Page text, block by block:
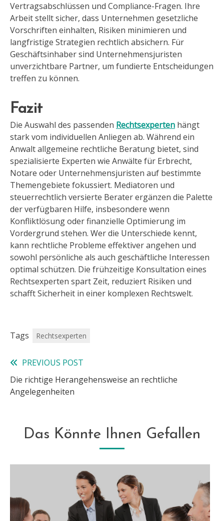
Vertragsabschlüssen und Compliance-Fragen. Ihre
Arbeit stellt sicher, dass Unternehmen gesetzliche
Vorschriften einhalten, Risiken minimieren und
langfristige Strategien rechtlich absichern. Für
Geschäftsinhaber sind Unternehmensjuristen
unverzichtbare Partner, um fundierte Entscheidungen
treffen zu können.
Fazit
Die Auswahl des passenden Rechtsexperten hängt
stark vom individuellen Anliegen ab. Während ein
Anwalt allgemeine rechtliche Beratung bietet, sind
spezialisierte Experten wie Anwälte für Erbrecht,
Notare oder Unternehmensjuristen auf bestimmte
Themengebiete fokussiert. Mediatoren und
steuerrechtlich versierte Berater ergänzen die Palette
der verfügbaren Hilfe, insbesondere wenn
Konfliktlösung oder finanzielle Optimierung im
Vordergrund stehen. Wer die Unterschiede kennt,
kann rechtliche Probleme effektiver angehen und
sowohl persönliche als auch geschäftliche Interessen
optimal schützen. Die frühzeitige Konsultation eines
Rechtsexperten spart Zeit, reduziert Risiken und
schafft Sicherheit in einer komplexen Rechtswelt.
Tags Rechtsexperten
Read
more
PREVIOUS POST
Die richtige Herangehensweise an rechtliche
Angelegenheiten
Das Könnte Ihnen Gefallen